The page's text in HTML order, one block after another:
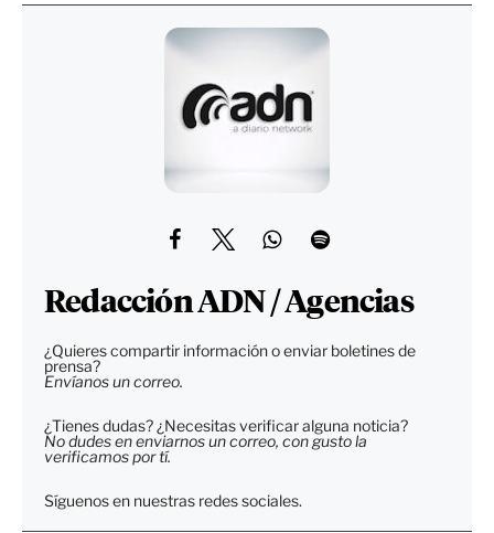
Redacción ADN / Agencias
¿Quieres compartir información o enviar boletines de
prensa?
Envíanos un correo.
¿Tienes dudas? ¿Necesitas verificar alguna noticia?
No dudes en enviarnos un correo, con gusto la
verificamos por tí.
Síguenos en nuestras redes sociales.